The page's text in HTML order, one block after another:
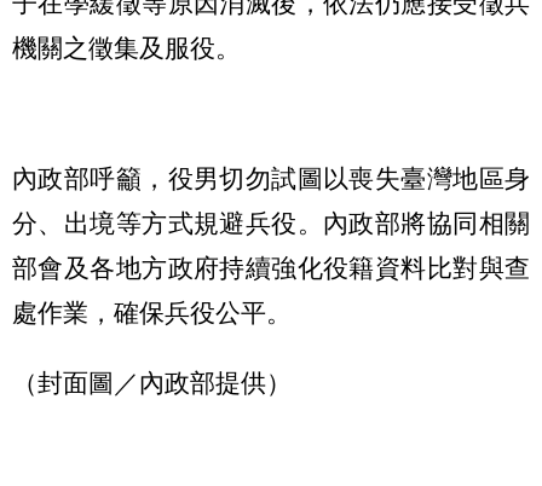
機關之徵集及服役。
內政部呼籲，役男切勿試圖以喪失臺灣地區身
分、出境等方式規避兵役。內政部將協同相關
部會及各地方政府持續強化役籍資料比對與查
處作業，確保兵役公平。
（封面圖／內政部提供）